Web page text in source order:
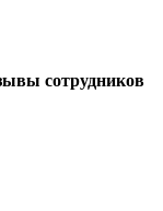
сотрудников